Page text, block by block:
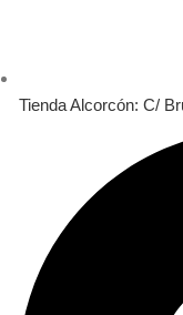
Tienda Alcorcón: C/